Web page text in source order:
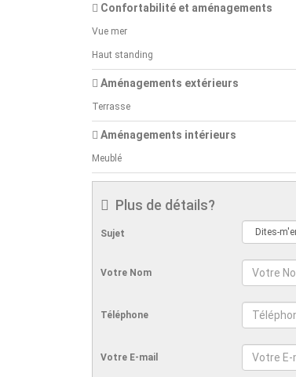
Confortabilité et aménagements
Vue mer
Haut standing
Aménagements extérieurs
Terrasse
Aménagements intérieurs
Meublé
Plus de détails?
Sujet
Votre Nom
Téléphone
Votre E-mail